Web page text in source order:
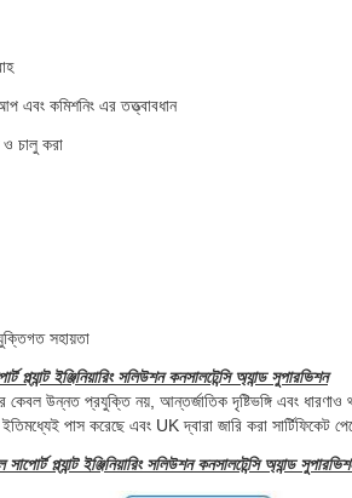
এবং কমিশনিং এর তত্ত্বাবধান
ও চালু করা
সহায়তা
প্ল্যান্ট ইঞ্জিনিয়ারিং সলিউশন কনসালটেন্সি অ্যান্ড সুপারভিশন
কেবল উন্নত প্রযুক্তি নয়, আন্তর্জাতিক দৃষ্টিভঙ্গি এবং
পাস করেছে এবং UK দ্বারা জারি করা সার্টিফিকেট
প্ল্যান্ট ইঞ্জিনিয়ারিং সলিউশন কনসালটেন্সি অ্যান্ড